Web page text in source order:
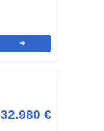
➜
32.980 €